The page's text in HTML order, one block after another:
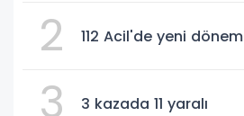
2 112 Acil'de yeni dönem
3 3 kazada 11 yaralı